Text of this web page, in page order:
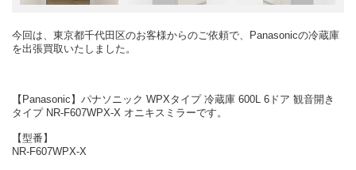
今回は、東京都千代田区のお客様からのご依頼で、Panasonicの冷蔵庫
を出張買取いたしました。
【Panasonic】パナソニック WPXタイプ 冷蔵庫 600L 6ドア 観音開き
タイプ NR-F607WPX-X オニキスミラーです。
【型番】
NR-F607WPX-X